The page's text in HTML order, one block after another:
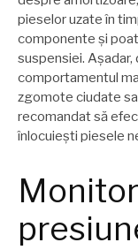
pieselor uzate în
componente și
suspensiei.
comportamentul
zgomote ciudate
recomandat să
înlocuiești piesele